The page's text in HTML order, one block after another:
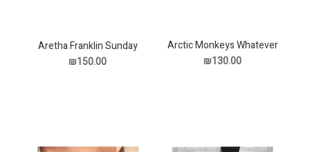
Arctic Monkeys Whatever
People Say תקליט
₪130.00
Aretha Franklin Sunday
Morning Classics תקליט
₪150.00